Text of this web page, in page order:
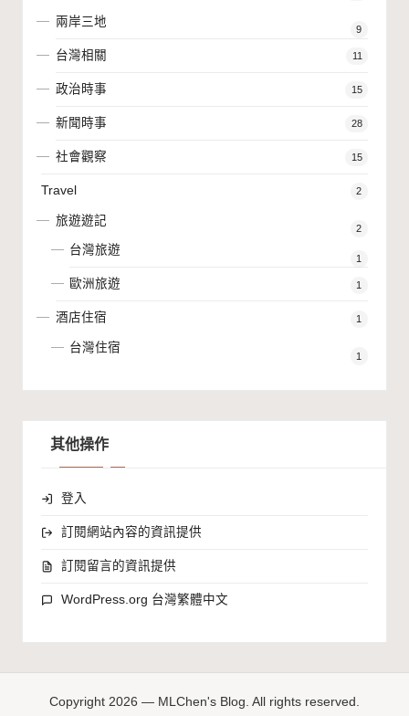
兩岸三地
9
台灣相關 11
政治時事 15
新聞時事 28
社會觀察 15
Travel 2
旅遊遊記
2
台灣旅遊
1
歐洲旅遊 1
酒店住宿 1
台灣住宿
1
其他操作
登入
訂閱網站內容的資訊提供
訂閱留言的資訊提供
WordPress.org 台灣繁體中文
Copyright 2026 — MLChen's Blog. All rights reserved.